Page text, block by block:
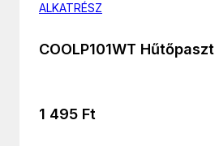
ALKATRÉSZ
COOLP101WT
1 495 Ft